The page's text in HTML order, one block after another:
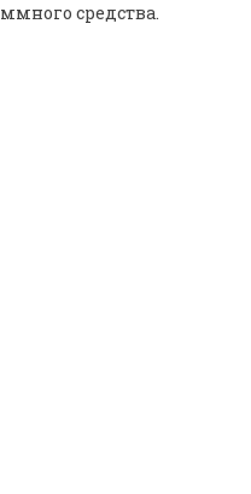
средства.